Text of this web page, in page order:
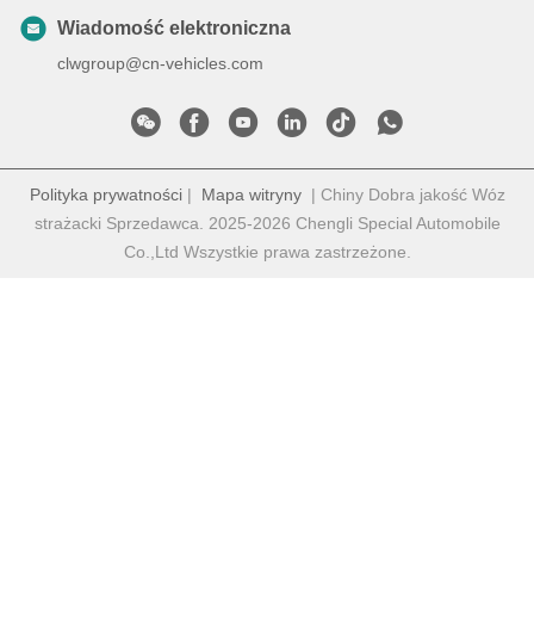
Wiadomość elektroniczna
clwgroup@cn-vehicles.com
Polityka prywatności| Mapa witryny| Chiny Dobra jakość Wóz
strażacki Sprzedawca. 2025-2026 Chengli Special Automobile
Co.,Ltd Wszystkie prawa zastrzeżone.